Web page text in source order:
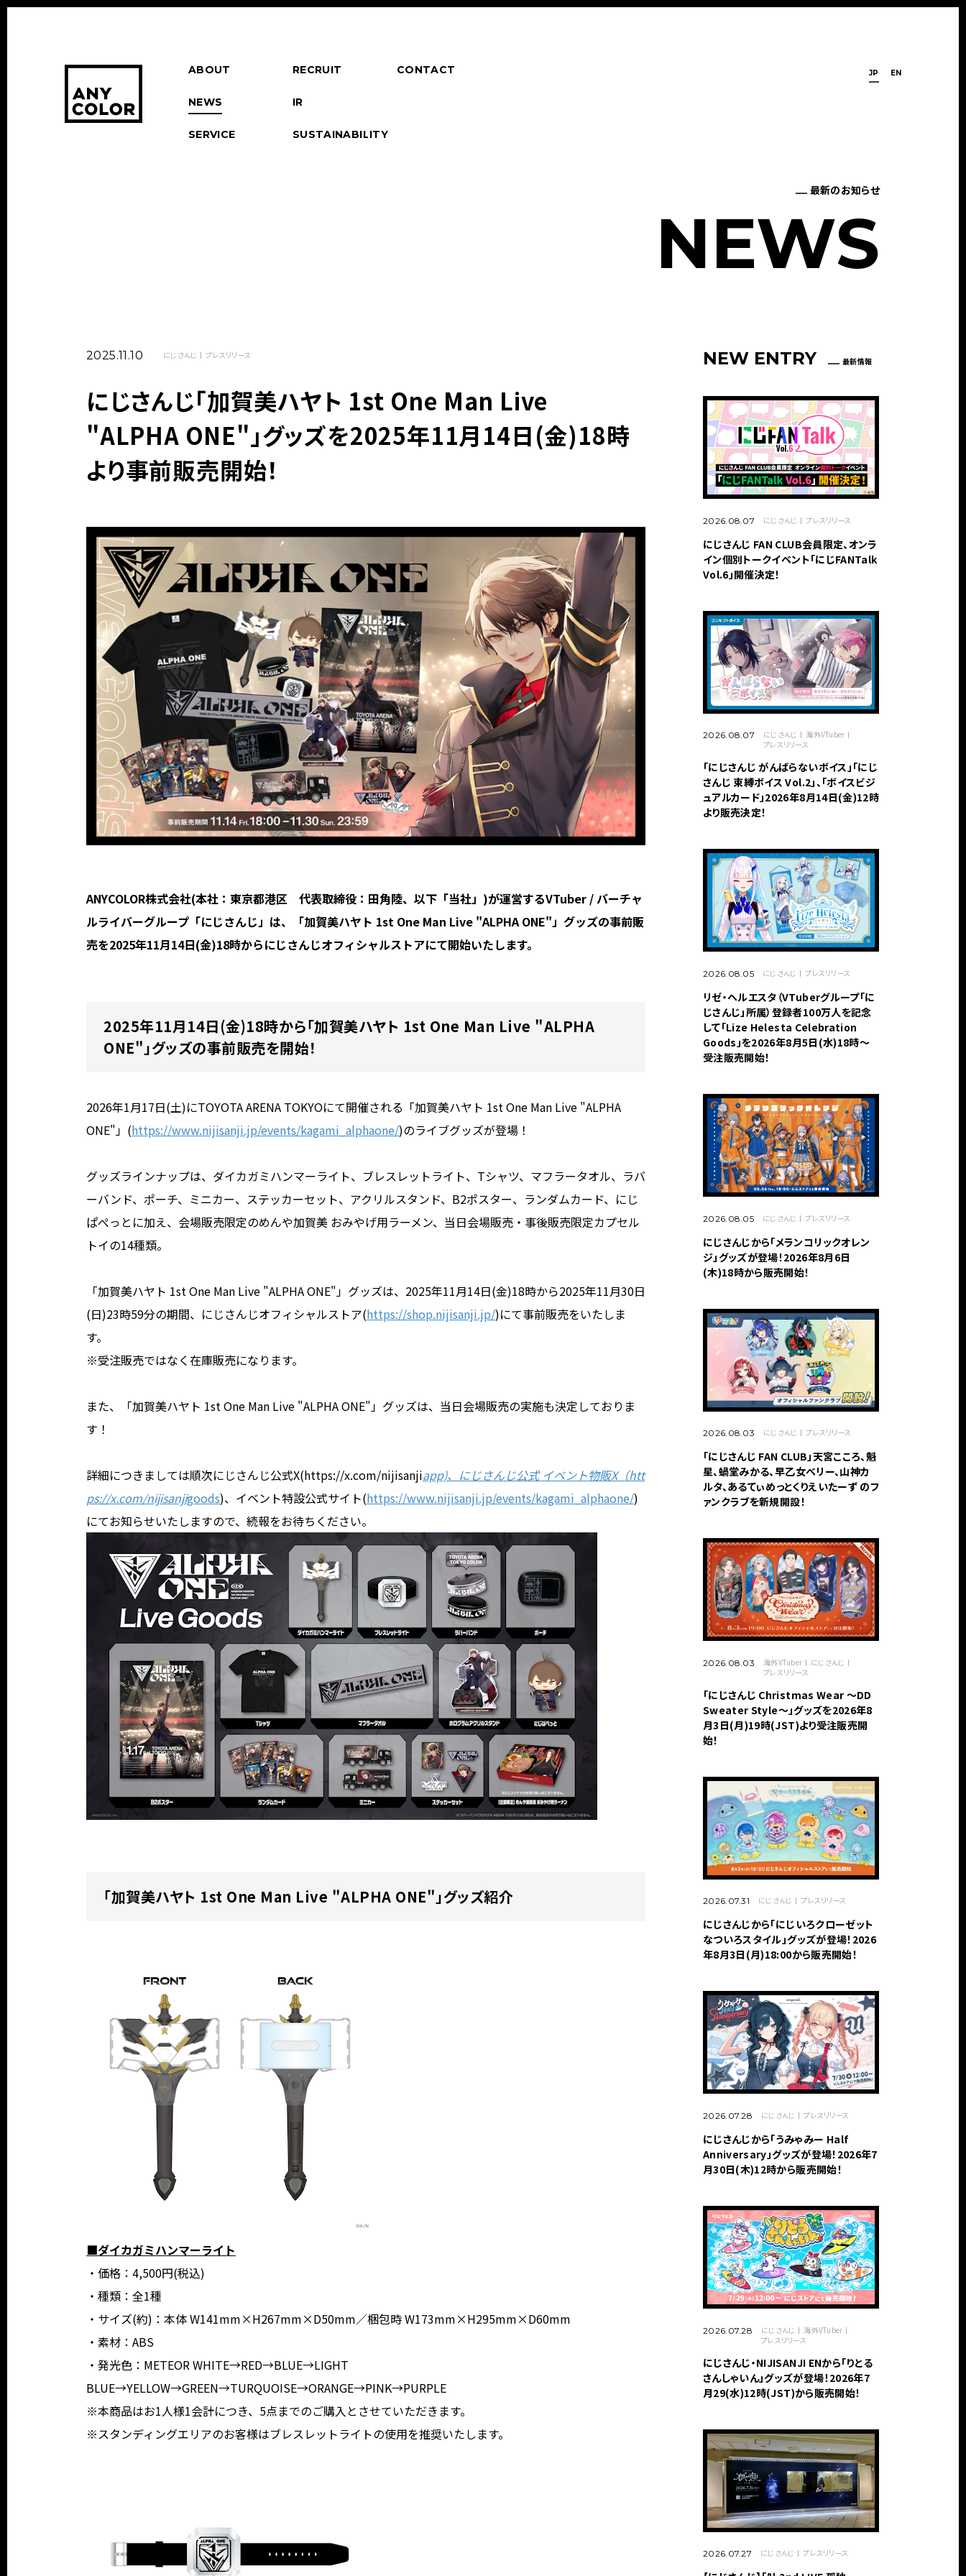
ABOUT
NEWS
SERVICE
RECRUIT
IR
SUSTAINABILITY
CONTACT JP EN
最新のお知らせ
NEWS
2025.11.10 にじさんじ プレスリリース
にじさんじ「加賀美ハヤト 1st One Man Live
"ALPHA ONE"」グッズを2025年11月14日(金)18時
より事前販売開始！
ANYCOLOR株式会社(本社：東京都港区 代表取締役：田角陸、以下「当社」)が運営するVTuber / バーチャ
ルライバーグループ「にじさんじ」は、「加賀美ハヤト 1st One Man Live "ALPHA ONE"」グッズの事前販
売を2025年11月14日(金)18時からにじさんじオフィシャルストアにて開始いたします。
2025年11月14日(金)18時から「加賀美ハヤト 1st One Man Live "ALPHA
ONE"」グッズの事前販売を開始！
2026年1月17日(土)にTOYOTA ARENA TOKYOにて開催される「加賀美ハヤト 1st One Man Live "ALPHA
ONE"」(https://www.nijisanji.jp/events/kagami_alphaone/)のライブグッズが登場！
グッズラインナップは、ダイカガミハンマーライト、ブレスレットライト、Tシャツ、マフラータオル、ラバ
ーバンド、ポーチ、ミニカー、ステッカーセット、アクリルスタンド、B2ポスター、ランダムカード、にじ
ぱぺっとに加え、会場販売限定のめんや加賀美 おみやげ用ラーメン、当日会場販売・事後販売限定カプセル
トイの14種類。
「加賀美ハヤト 1st One Man Live "ALPHA ONE"」グッズは、2025年11月14日(金)18時から2025年11月30日
(日)23時59分の期間、にじさんじオフィシャルストア(https://shop.nijisanji.jp/)にて事前販売をいたしま
す。
※受注販売ではなく在庫販売になります。
また、「加賀美ハヤト 1st One Man Live "ALPHA ONE"」グッズは、当日会場販売の実施も決定しておりま
す！
詳細につきましては順次にじさんじ公式X(https://x.com/nijisanjiapp)、にじさんじ公式 イベント物販X（htt
ps://x.com/nijisanjigoods)、イベント特設公式サイト(https://www.nijisanji.jp/events/kagami_alphaone/)
にてお知らせいたしますので、続報をお待ちください。
「加賀美ハヤト 1st One Man Live "ALPHA ONE"」グッズ紹介
■ダイカガミハンマーライト
・価格：4,500円(税込)
・種類：全1種
・サイズ(約)：本体 W141mm×H267mm×D50mm／梱包時 W173mm×H295mm×D60mm
・素材：ABS
・発光色：METEOR WHITE→RED→BLUE→LIGHT
BLUE→YELLOW→GREEN→TURQUOISE→ORANGE→PINK→PURPLE
※本商品はお1人様1会計につき、5点までのご購入とさせていただきます。
※スタンディングエリアのお客様はブレスレットライトの使用を推奨いたします。
NEW ENTRY 最新情報
2026.08.07 にじさんじ プレスリリース
にじさんじ FAN CLUB会員限定、オンラ
イン個別トークイベント「にじFANTalk
Vol.6」開催決定！
2026.08.07 にじさんじ
海外VTuber
プレスリリース
「にじさんじ がんばらないボイス」「にじ
さんじ 束縛ボイス Vol.2」、「ボイスビジ
ュアルカード」2026年8月14日(金)12時
より販売決定！
2026.08.05 にじさんじ プレスリリース
リゼ・ヘルエスタ（VTuberグループ「に
じさんじ」所属）登録者100万人を記念
して「Lize Helesta Celebration
Goods」を2026年8月5日(水)18時～
受注販売開始！
2026.08.05 にじさんじ プレスリリース
にじさんじから「メランコリックオレン
ジ」グッズが登場！2026年8月6日
(木)18時から販売開始！
2026.08.03 にじさんじ プレスリリース
「にじさんじ FAN CLUB」天宮こころ、魁
星、蝸堂みかる、早乙女ベリー、山神カ
ルタ、あるてぃめっとくりえいたーず のフ
ァンクラブを新規開設！
2026.08.03 海外VTuber
にじさんじ
プレスリリース
「にじさんじ Christmas Wear 〜DD
Sweater Style〜」グッズを2026年8
月3日(月)19時(JST)より受注販売開
始！
2026.07.31 にじさんじ プレスリリース
にじさんじから「にじいろクローゼット
なついろスタイル」グッズが登場！2026
年8月3日(月)18:00から販売開始！
2026.07.28 にじさんじ プレスリリース
にじさんじから「うみゃみー Half
Anniversary」グッズが登場！2026年7
月30日(木)12時から販売開始！
2026.07.28 にじさんじ
海外VTuber
プレスリリース
にじさんじ・NIJISANJI ENから「りとる
さんしゃいん」グッズが登場！2026年7
月29(水)12時(JST)から販売開始！
2026.07.27 にじさんじ プレスリリース